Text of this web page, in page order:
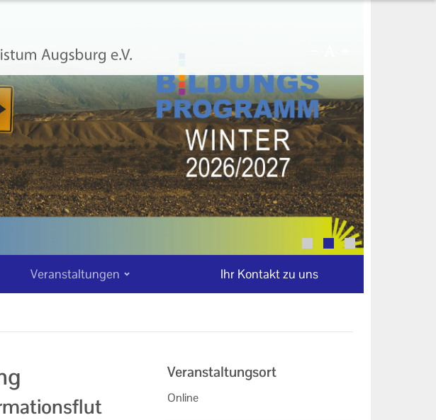
Veranstaltungen Ihr Kontakt zu uns
Veranstaltungsort
Online